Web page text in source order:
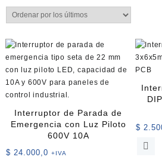
por
Interruptor de Parada de
Emergencia con Luz Piloto
600V 10A
$ 24.000,0 +IVA
$
Este